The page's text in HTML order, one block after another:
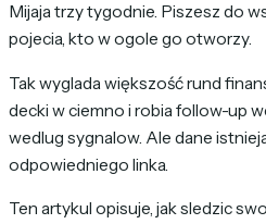
Mijaja trzy tygodnie. Piszesz do
pojecia, kto w ogole go otworzy.
Tak wyglada większość rund
decki w ciemno i robia follow-up
wedlug sygnalow. Ale dane
odpowiedniego linka.
Ten artykul opisuje, jak sledzic